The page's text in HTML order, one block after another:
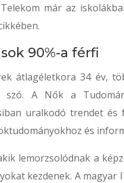
Telekom már az
90%-a férfi
átlagéletkora 34 év,
szó. A Nők a
uralkodó trendet
és
lemorzsolódnak a
kezdenek. A magyar